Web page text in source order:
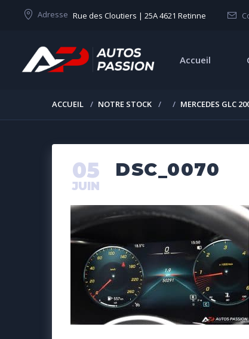
Adresse Rue des Cloutiers | 25A 4621 Retinne
Accueil
ACCUEIL NOTRE STOCK MERCEDES GLC
DSC_0070
05
JUIN